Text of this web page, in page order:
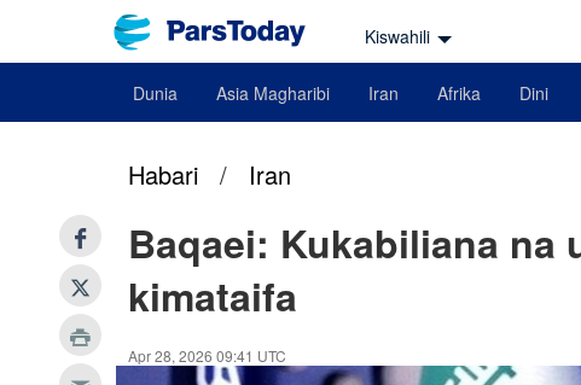
Kiswahili
Dunia Asia Magharibi Iran Afrika Dini
Habari / Iran
Baqaei: Kukabiliana na
kimataifa
Apr 28, 2026 09:41 UTC